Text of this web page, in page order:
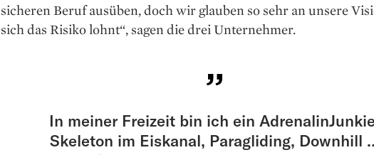
sicheren Beruf ausüben, doch wir glauben so sehr an unsere
sich das Risiko lohnt“, sagen die drei Unternehmer.
In meiner Freizeit bin ich ein
Skeleton im Eiskanal, Paragliding, Downhill